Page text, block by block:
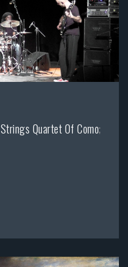
Strings Quartet Of Como;